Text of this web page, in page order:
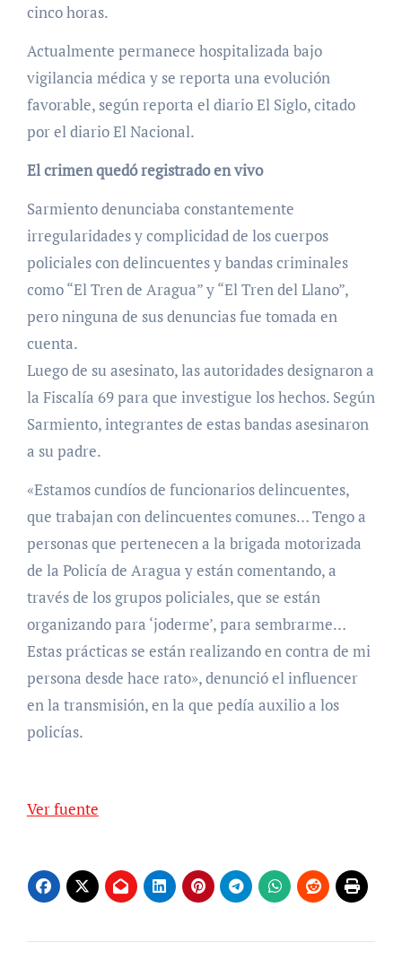
cinco horas.
Actualmente permanece hospitalizada bajo
vigilancia médica y se reporta una evolución
favorable, según reporta el diario El Siglo, citado
por el diario El Nacional.
El crimen quedó registrado en vivo
Sarmiento denunciaba constantemente
irregularidades y complicidad de los cuerpos
policiales con delincuentes y bandas criminales
como “El Tren de Aragua” y “El Tren del Llano”,
pero ninguna de sus denuncias fue tomada en
cuenta.
Luego de su asesinato, las autoridades designaron a
la Fiscalía 69 para que investigue los hechos. Según
Sarmiento, integrantes de estas bandas asesinaron
a su padre.
«Estamos cundíos de funcionarios delincuentes,
que trabajan con delincuentes comunes… Tengo a
personas que pertenecen a la brigada motorizada
de la Policía de Aragua y están comentando, a
través de los grupos policiales, que se están
organizando para ‘joderme’, para sembrarme…
Estas prácticas se están realizando en contra de mi
persona desde hace rato», denunció el influencer
en la transmisión, en la que pedía auxilio a los
policías.
Ver fuente